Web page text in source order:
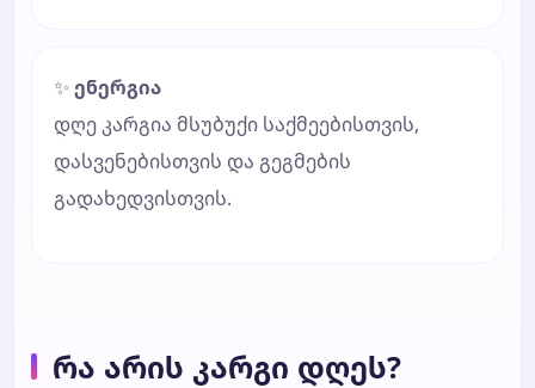
✨ ენერგია
დღე კარგია მსუბუქი საქმეებისთვის,
დასვენებისთვის და გეგმების
გადახედვისთვის.
რა არის კარგი დღეს?